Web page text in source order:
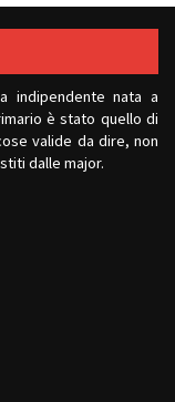
indipendente nata a
è stato quello di
valide da dire, non
dalle major.